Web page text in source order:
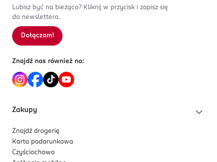
Kod EAN
5 900133 026081
1
0%
Sortowanie wg
Lubisz być na bieżąco? Kliknij w przycisk i zapisz się
do newslettera.
Dołączam!
Znajdź nas również na:
Zakupy
Znajdź drogerię
Karta podarunkowa
Czyściochowo